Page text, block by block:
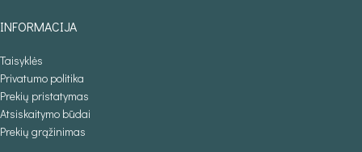
INFORMACIJA
Taisyklės
Privatumo politika
Prekių pristatymas
Atsiskaitymo būdai
Prekių grąžinimas